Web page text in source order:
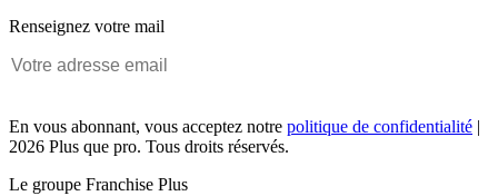
Renseignez votre mail
En vous abonnant, vous acceptez notre politique de confidentialité |
2026 Plus que pro. Tous droits réservés.
Le groupe Franchise Plus